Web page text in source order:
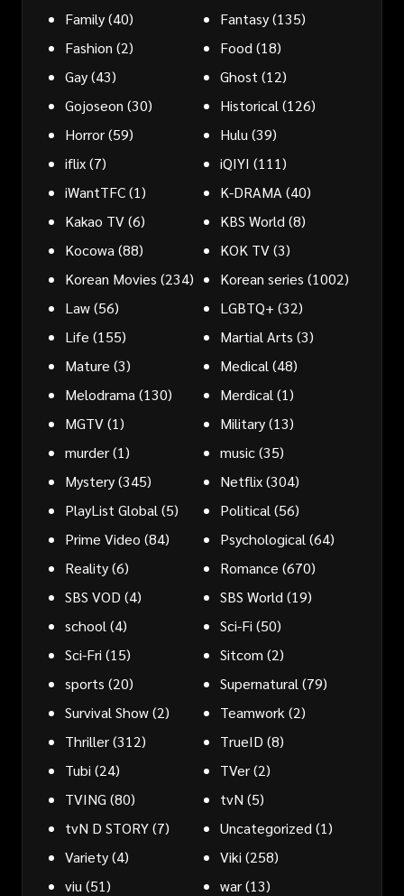
Family(40) Fantasy(135)
Fashion (2) Food (18)
Gay(43) Ghost (12)
Gojoseon (30) Historical (126)
Horror(59) Hulu (39)
iflix(7) iQIYI (111)
iWantTFC(1) K-DRAMA (40)
Kakao TV(6) KBS World (8)
Kocowa (88) KOK TV(3)
Korean Movies (234) Korean series (1002)
Law(56) LGBTQ+ (32)
Life (155) Martial Arts (3)
Mature (3) Medical (48)
Melodrama (130) Merdical (1)
MGTV(1) Military(13)
murder(1) music(35)
Mystery(345) Netflix(304)
PlayList Global (5) Political (56)
Prime Video (84) Psychological (64)
Reality(6) Romance (670)
SBS VOD (4) SBS World (19)
school (4) Sci-Fi (50)
Sci-Fri (15) Sitcom (2)
sports (20) Supernatural (79)
Survival Show(2) Teamwork (2)
Thriller(312) TrueID (8)
Tubi (24) TVer(2)
TVING (80) tvN (5)
tvN D STORY(7) Uncategorized (1)
Variety(4) Viki (258)
viu (51) war(13)